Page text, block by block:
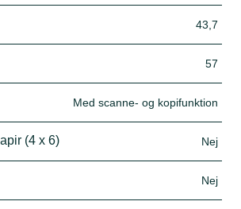
43,7
57
Med scanne- og kopifunktion
(4 x 6) Nej
Nej